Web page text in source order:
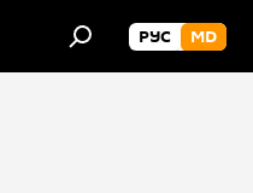
РУС MD